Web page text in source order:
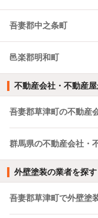
吾妻郡中之条町
邑楽郡明和町
不動産会社・不動産
吾妻郡草津町の不動産
群馬県の不動産会社・
外壁塗装の業者を探す
吾妻郡草津町で外壁塗